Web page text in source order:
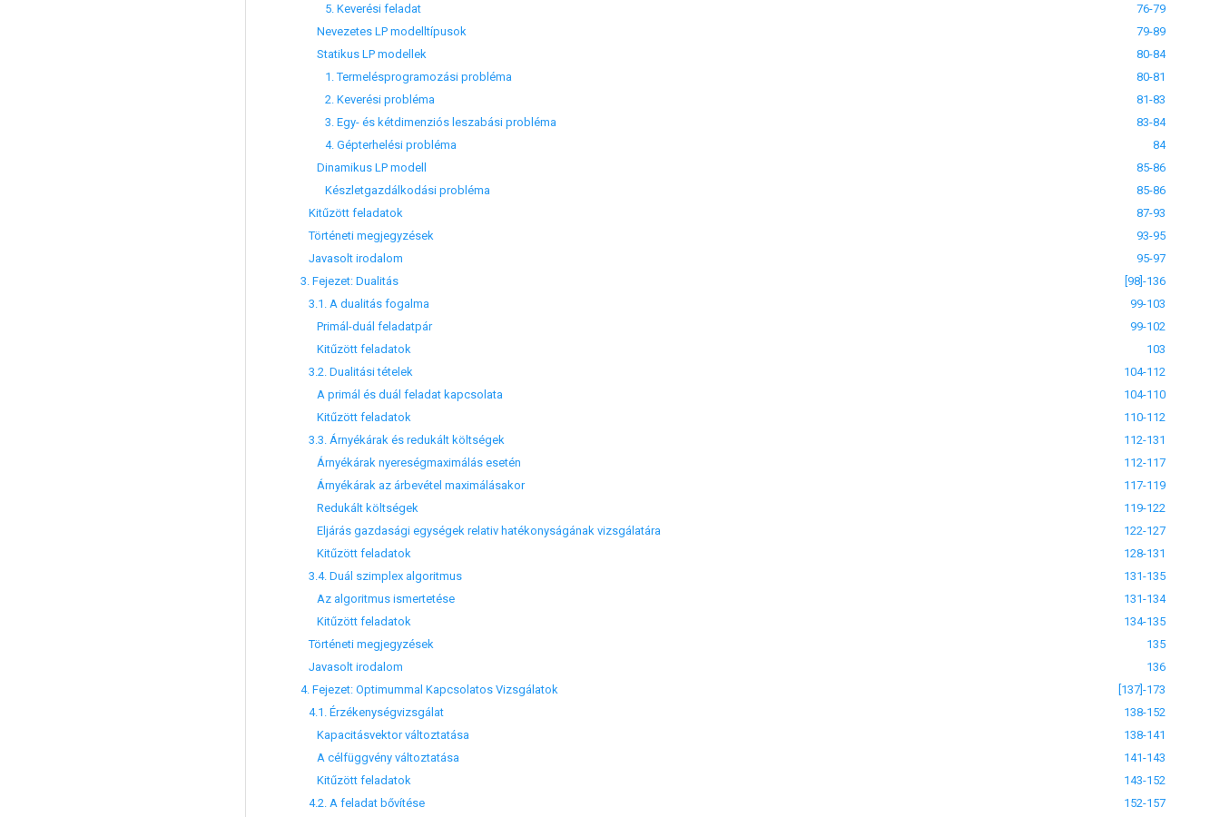
5. Keverési feladat
76-79
Nevezetes LP modelltípusok
79-89
Statikus LP modellek
80-84
1. Termelésprogramozási probléma
80-81
2. Keverési probléma
81-83
3. Egy- és kétdimenziós leszabási probléma
83-84
4. Gépterhelési probléma
84
Dinamikus LP modell
85-86
Készletgazdálkodási probléma
85-86
Kitűzött feladatok
87-93
Történeti megjegyzések
93-95
Javasolt irodalom
95-97
3. Fejezet: Dualitás
[98]-136
3.1. A dualitás fogalma
99-103
Primál-duál feladatpár
99-102
Kitűzött feladatok
103
3.2. Dualitási tételek
104-112
A primál és duál feladat kapcsolata
104-110
Kitűzött feladatok
110-112
3.3. Árnyékárak és redukált költségek
112-131
Árnyékárak nyereségmaximálás esetén
112-117
Árnyékárak az árbevétel maximálásakor
117-119
Redukált költségek
119-122
Eljárás gazdasági egységek relativ hatékonyságának vizsgálatára
122-127
Kitűzött feladatok
128-131
3.4. Duál szimplex algoritmus
131-135
Az algoritmus ismertetése
131-134
Kitűzött feladatok
134-135
Történeti megjegyzések
135
Javasolt irodalom
136
4. Fejezet: Optimummal Kapcsolatos Vizsgálatok
[137]-173
4.1. Érzékenységvizsgálat
138-152
Kapacitásvektor változtatása
138-141
A célfüggvény változtatása
141-143
Kitűzött feladatok
143-152
4.2. A feladat bővítése
152-157